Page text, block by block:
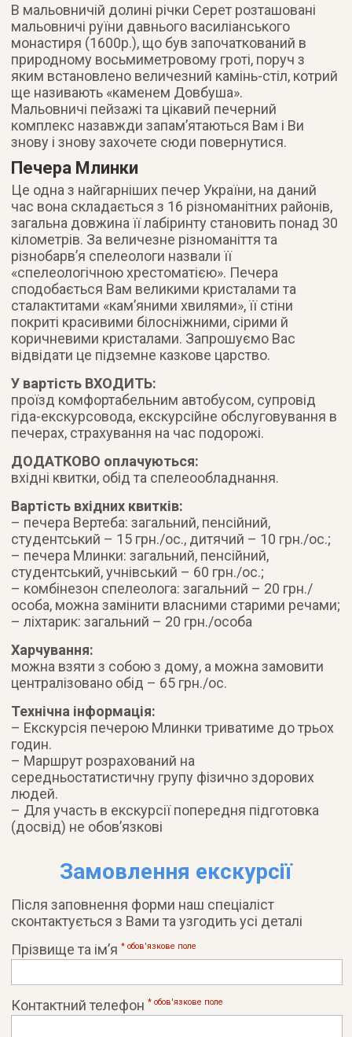
В мальовничій долині річки Серет розташовані
мальовничі руїни давнього василіанського
монастиря (1600р.), що був започаткований в
природному восьмиметровому гроті, поруч з
яким встановлено величезний камінь-стіл, котрий
ще називають «каменем Довбуша».
Мальовничі пейзажі та цікавий печерний
комплекс назавжди запам’ятаються Вам і Ви
знову і знову захочете сюди повернутися.
Печера Млинки
Це одна з найгарніших печер України, на даний
час вона складається з 16 різноманітних районів,
загальна довжина її лабіринту становить понад 30
кілометрів. За величезне різноманіття та
різнобарв’я спелеологи назвали її
«спелеологічною хрестоматією». Печера
сподобається Вам великими кристалами та
сталактитами «кам’яними хвилями», її стіни
покриті красивими білосніжними, сірими й
коричневими кристалами. Запрошуємо Вас
відвідати це підземне казкове царство.
У вартість ВХОДИТЬ:
проїзд комфортабельним автобусом, супровід
гіда-екскурсовода, екскурсійне обслуговування в
печерах, страхування на час подорожі.
ДОДАТКОВО оплачуються:
вхідні квитки, обід та спелеообладнання.
Вартість вхідних квитків:
– печера Вертеба: загальний, пенсійний,
студентський – 15 грн./ос., дитячий – 10 грн./ос.;
– печера Млинки: загальний, пенсійний,
студентський, учнівський – 60 грн./ос.;
– комбінезон спелеолога: загальний – 20 грн./
особа, можна замінити власними старими речами;
– ліхтарик: загальний – 20 грн./особа
Харчування:
можна взяти з собою з дому, а можна замовити
централізовано обід – 65 грн./ос.
Технічна інформація:
– Екскурсія печерою Млинки триватиме до трьох
годин.
– Маршрут розрахований на
середньостатистичну групу фізично здорових
людей.
– Для участь в екскурсії попередня підготовка
(досвід) не обов’язкові
Замовлення екскурсії
Після заповнення форми наш спеціаліст
сконтактується з Вами та узгодить усі деталі
Прізвище та ім’я* обов'язковe поле
Контактний телефон* обов'язковe поле